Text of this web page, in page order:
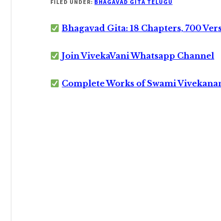
FILED UNDER: BHAGAVAD GITA TELUGU
Bhagavad Gita: 18 Chapters, 700
Join VivekaVani Whatsapp Channel
Complete Works of Swami